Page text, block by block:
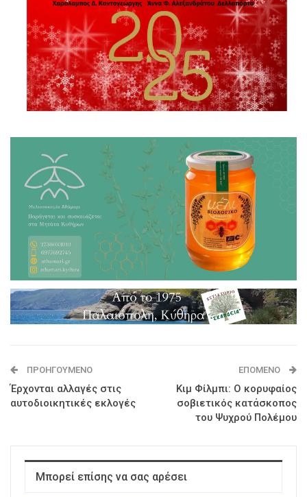
ΠΡΟΗΓΟΎΜΕΝΟ
Έρχονται αλλαγές στις
αυτοδιοικητικές εκλογές
ΕΠΌΜΕΝΟ
Κιμ Φίλμπι: Ο κορυφαίος
σοβιετικός κατάσκοπος
του Ψυχρού Πολέμου
Μπορεί επίσης να σας αρέσει